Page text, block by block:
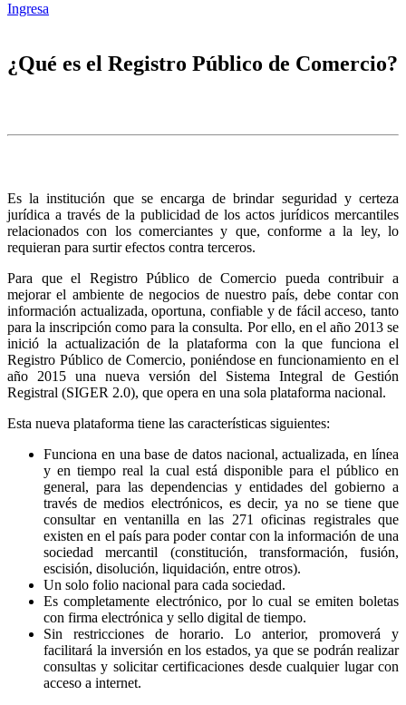
Ingresa
¿Qué es el Registro Público de Comercio?
Es la institución que se encarga de brindar seguridad y certeza
jurídica a través de la publicidad de los actos jurídicos mercantiles
relacionados con los comerciantes y que, conforme a la ley, lo
requieran para surtir efectos contra terceros.
Para que el Registro Público de Comercio pueda contribuir a
mejorar el ambiente de negocios de nuestro país, debe contar con
información actualizada, oportuna, confiable y de fácil acceso, tanto
para la inscripción como para la consulta. Por ello, en el año 2013 se
inició la actualización de la plataforma con la que funciona el
Registro Público de Comercio, poniéndose en funcionamiento en el
año 2015 una nueva versión del Sistema Integral de Gestión
Registral (SIGER 2.0), que opera en una sola plataforma nacional.
Esta nueva plataforma tiene las características siguientes:
Funciona en una base de datos nacional, actualizada, en línea
y en tiempo real la cual está disponible para el público en
general, para las dependencias y entidades del gobierno a
través de medios electrónicos, es decir, ya no se tiene que
consultar en ventanilla en las 271 oficinas registrales que
existen en el país para poder contar con la información de una
sociedad mercantil (constitución, transformación, fusión,
escisión, disolución, liquidación, entre otros).
Un solo folio nacional para cada sociedad.
Es completamente electrónico, por lo cual se emiten boletas
con firma electrónica y sello digital de tiempo.
Sin restricciones de horario. Lo anterior, promoverá y
facilitará la inversión en los estados, ya que se podrán realizar
consultas y solicitar certificaciones desde cualquier lugar con
acceso a internet.